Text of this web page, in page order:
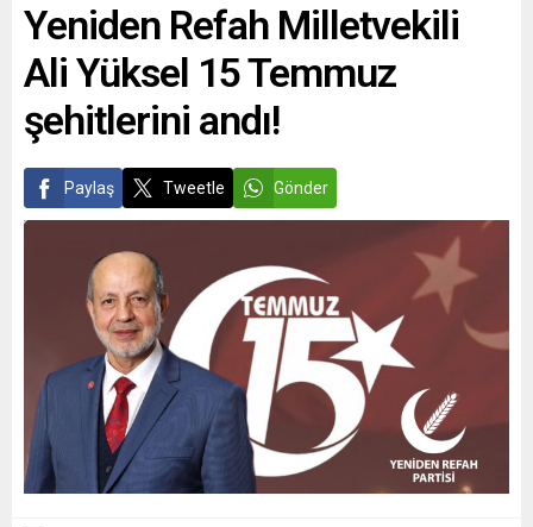
Yeniden Refah Milletvekili
Ali Yüksel 15 Temmuz
şehitlerini andı!
Paylaş Tweetle Gönder